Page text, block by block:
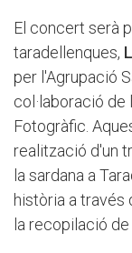
El concert serà
taradellenques,
per l'Agrupació
col·laboració de
Fotogràfic.
realització d'un
la sardana a
història a través
la recopilació de